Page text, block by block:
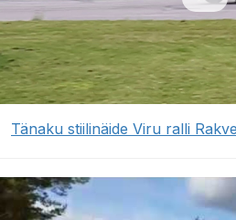
Tänaku stiilinäide Viru ralli